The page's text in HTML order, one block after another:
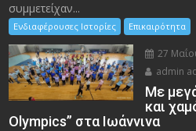
συμμετείχαν...
Ενδιαφέρουσες Ιστορίες Επικαιρότητα
27
admin
Με
και
Olympics” στα Ιωάννινα